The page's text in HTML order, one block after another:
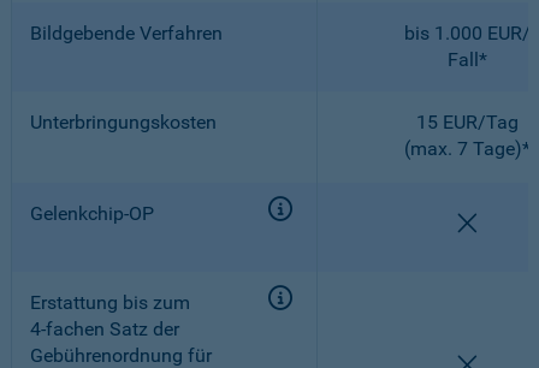
Bildgebende Verfahren
bis 1.000 EUR/
Fall*
Unterbringungskosten
15 EUR/Tag
(max. 7 Tage)*
Gelenkchip-OP
Erstattung bis zum
4-fachen Satz der
Gebührenordnung für